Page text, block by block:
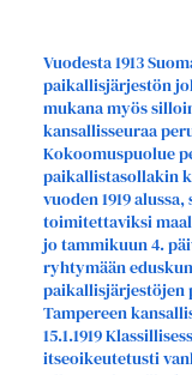
Vuodesta 1913
paikallisjärjestön
mukana myös
kansallisseuraa
Kokoomuspuolue
paikallistasollakin
vuoden 1919
toimitettaviksi
jo tammikuun 4.
ryhtymään
paikallisjärjestöjen
Tampereen
15.1.1919
itseoikeutetusti